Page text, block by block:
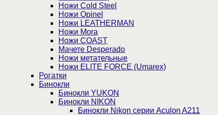
Ножи Cold Steel
Ножи Opinel
Ножи LEATHERMAN
Ножи Mora
Ножи COAST
Мачете Desperado
Ножи метательные
Ножи ELITE FORCE (Umarex)
Рогатки
Бинокли
Бинокли YUKON
Бинокли NIKON
Бинокли Nikon серии Aculon A211